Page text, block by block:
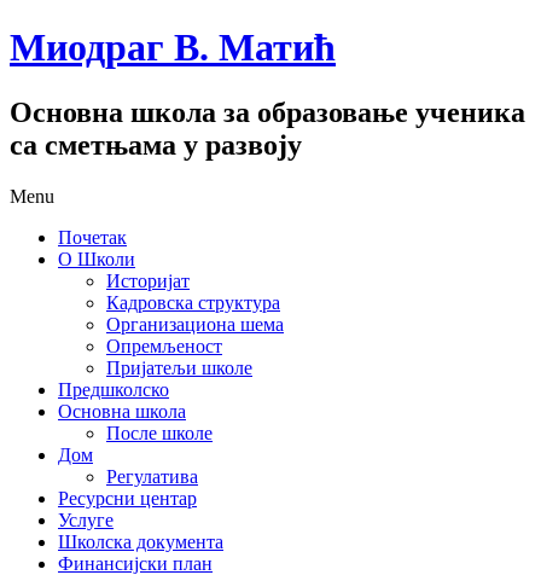
Миодраг В. Матић
Основна школа за образовање ученика
са сметњама у развоју
Menu
Почетак
О Школи
Историјат
Кадровска структура
Организациона шема
Опремљеност
Пријатељи школе
Предшколско
Основна школа
После школе
Дом
Регулатива
Ресурсни центар
Услуге
Школска документа
Финансијски план